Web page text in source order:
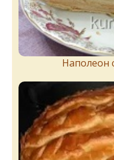
Наполеон